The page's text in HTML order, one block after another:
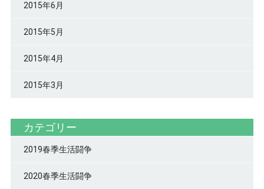
2015年6月
2015年5月
2015年4月
2015年3月
カテゴリー
2019春季生活闘争
2020春季生活闘争